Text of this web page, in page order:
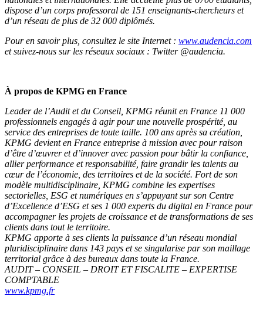
dispose d’un corps professoral de 151 enseignants-chercheurs et
d’un réseau de plus de 32 000 diplômés.
Pour en savoir plus, consultez le site Internet : www.audencia.com
et suivez-nous sur les réseaux sociaux : Twitter @audencia.
À propos de KPMG en France
Leader de l’Audit et du Conseil, KPMG réunit en France 11 000
professionnels engagés à agir pour une nouvelle prospérité, au
service des entreprises de toute taille. 100 ans après sa création,
KPMG devient en France entreprise à mission avec pour raison
d’être d’œuvrer et d’innover avec passion pour bâtir la confiance,
allier performance et responsabilité, faire grandir les talents au
cœur de l’économie, des territoires et de la société. Fort de son
modèle multidisciplinaire, KPMG combine les expertises
sectorielles, ESG et numériques en s’appuyant sur son Centre
d’Excellence d’ESG et ses 1 000 experts du digital en France pour
accompagner les projets de croissance et de transformations de ses
clients dans tout le territoire.
KPMG apporte à ses clients la puissance d’un réseau mondial
pluridisciplinaire dans 143 pays et se singularise par son maillage
territorial grâce à des bureaux dans toute la France.
AUDIT – CONSEIL – DROIT ET FISCALITE – EXPERTISE
COMPTABLE
www.kpmg.fr